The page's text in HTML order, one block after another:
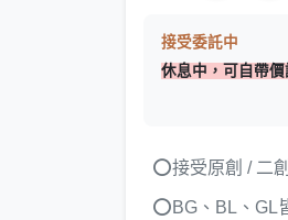
接受委託中
休息中，可自帶價
⭕接受原創 / 二
⭕BG、BL、GL